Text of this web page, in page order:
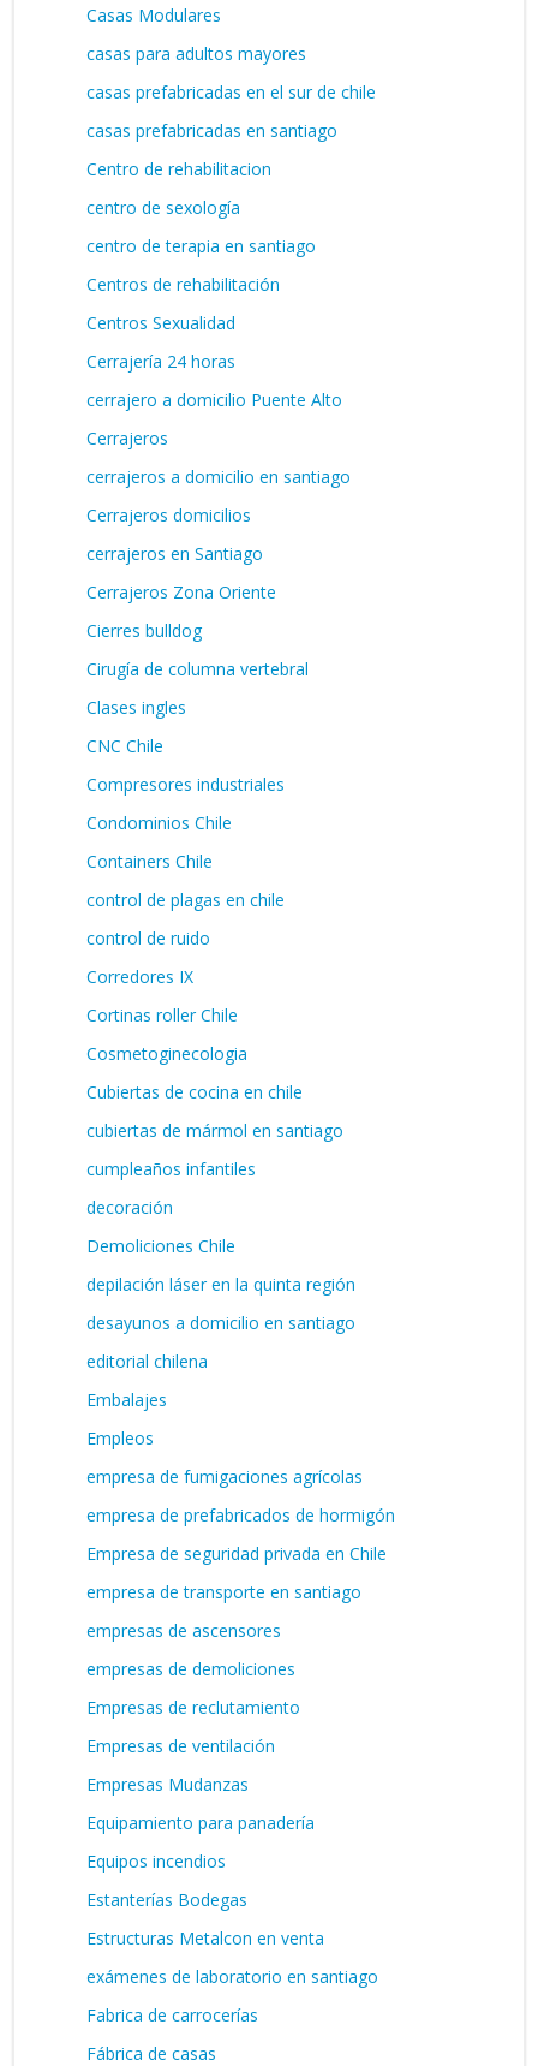
Casas Modulares
casas para adultos mayores
casas prefabricadas en el sur de chile
casas prefabricadas en santiago
Centro de rehabilitacion
centro de sexología
centro de terapia en santiago
Centros de rehabilitación
Centros Sexualidad
Cerrajería 24 horas
cerrajero a domicilio Puente Alto
Cerrajeros
cerrajeros a domicilio en santiago
Cerrajeros domicilios
cerrajeros en Santiago
Cerrajeros Zona Oriente
Cierres bulldog
Cirugía de columna vertebral
Clases ingles
CNC Chile
Compresores industriales
Condominios Chile
Containers Chile
control de plagas en chile
control de ruido
Corredores IX
Cortinas roller Chile
Cosmetoginecologia
Cubiertas de cocina en chile
cubiertas de mármol en santiago
cumpleaños infantiles
decoración
Demoliciones Chile
depilación láser en la quinta región
desayunos a domicilio en santiago
editorial chilena
Embalajes
Empleos
empresa de fumigaciones agrícolas
empresa de prefabricados de hormigón
Empresa de seguridad privada en Chile
empresa de transporte en santiago
empresas de ascensores
empresas de demoliciones
Empresas de reclutamiento
Empresas de ventilación
Empresas Mudanzas
Equipamiento para panadería
Equipos incendios
Estanterías Bodegas
Estructuras Metalcon en venta
exámenes de laboratorio en santiago
Fabrica de carrocerías
Fábrica de casas